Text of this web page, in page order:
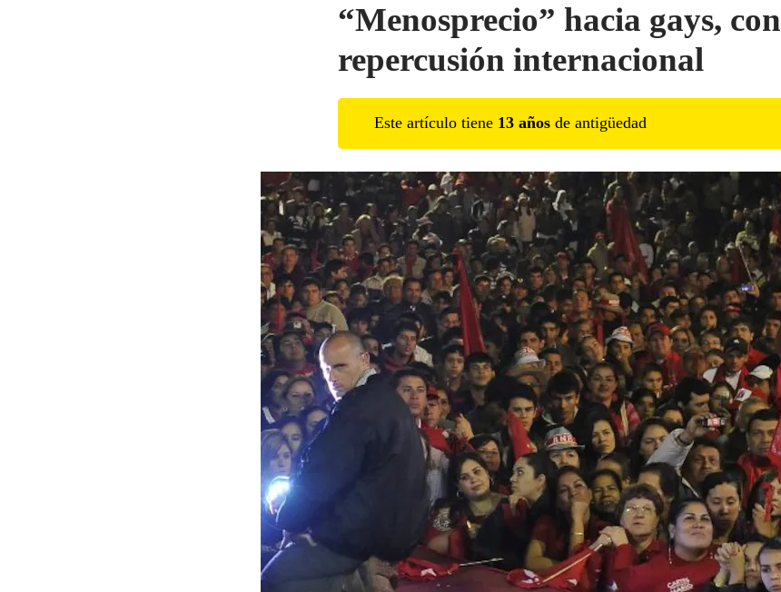
“Menosprecio” hacia gays, con
repercusión internacional
Este artículo tiene 13 años de antigüedad